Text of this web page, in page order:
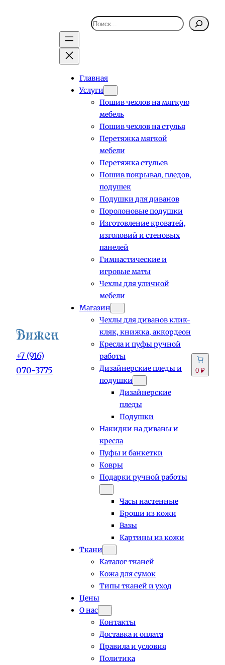
+7 (916)
070-3775
Поиск
Главная
Услуги
Пошив чехлов на мягкую
мебель
Пошив чехлов на стулья
Перетяжка мягкой
мебели
Перетяжка стульев
Пошив покрывал, пледов,
подушек
Подушки для диванов
Поролоновые подушки
Изготовление кроватей,
изголовий и стеновых
панелей
Гимнастические и
игровые маты
Чехлы для уличной
мебели
Магазин
Чехлы для диванов клик-
кляк, книжка, аккордеон
Кресла и пуфы ручной
работы
Дизайнерские пледы и
подушки
Дизайнерские
пледы
Подушки
Накидки на диваны и
кресла
Пуфы и банкетки
Ковры
Подарки ручной работы
Часы настенные
Броши из кожи
Вазы
Картины из кожи
Ткани
Каталог тканей
Кожа для сумок
Типы тканей и уход
Цены
О нас
Контакты
Доставка и оплата
Правила и условия
Политика
0 ₽